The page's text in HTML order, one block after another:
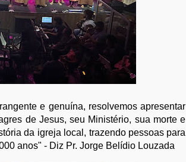
e genuína, resolvemos apresentar
de Jesus, seu Ministério, sua morte e
da igreja local, trazendo pessoas para
anos" - Diz Pr. Jorge Belídio Louzada